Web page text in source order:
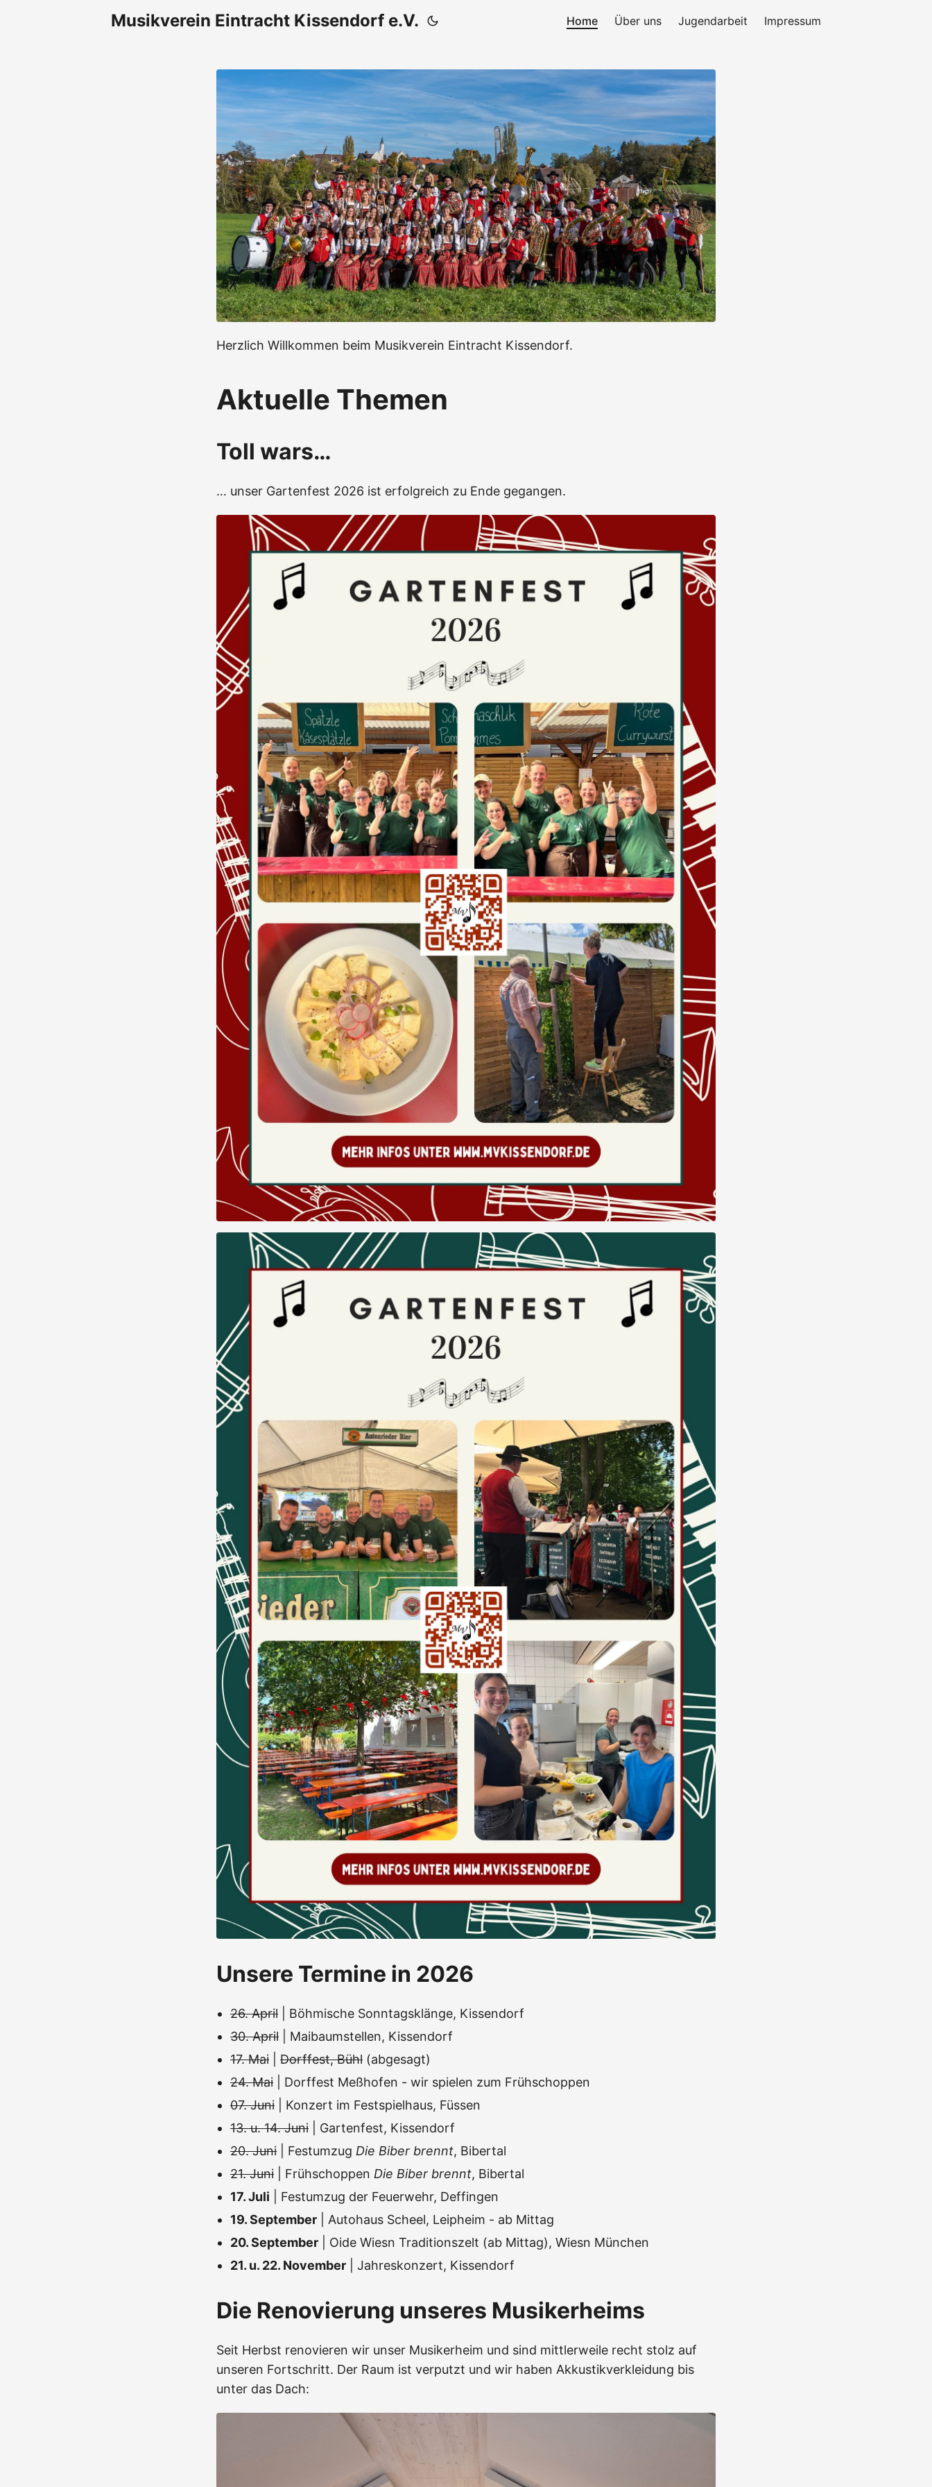
Musikverein Eintracht Kissendorf e.V. Home Über uns Jugendarbeit Impressum
Herzlich Willkommen beim Musikverein Eintracht Kissendorf.
Aktuelle Themen
Toll wars…
… unser Gartenfest 2026 ist erfolgreich zu Ende gegangen.
Unsere Termine in 2026
26. April | Böhmische Sonntagsklänge, Kissendorf
30. April | Maibaumstellen, Kissendorf
17. Mai
Dorffest, Bühl (abgesagt)
24. Mai | Dorffest Meßhofen - wir spielen zum Frühschoppen
07. Juni | Konzert im Festspielhaus, Füssen
13. u. 14. Juni | Gartenfest, Kissendorf
20. Juni | Festumzug Die Biber brennt, Bibertal
21. Juni | Frühschoppen Die Biber brennt, Bibertal
17. Juli | Festumzug der Feuerwehr, Deffingen
19. September | Autohaus Scheel, Leipheim - ab Mittag
20. September | Oide Wiesn Traditionszelt (ab Mittag), Wiesn München
21. u. 22. November | Jahreskonzert, Kissendorf
Die Renovierung unseres Musikerheims
Seit Herbst renovieren wir unser Musikerheim und sind mittlerweile recht stolz auf
unseren Fortschritt. Der Raum ist verputzt und wir haben Akkustikverkleidung bis
unter das Dach: